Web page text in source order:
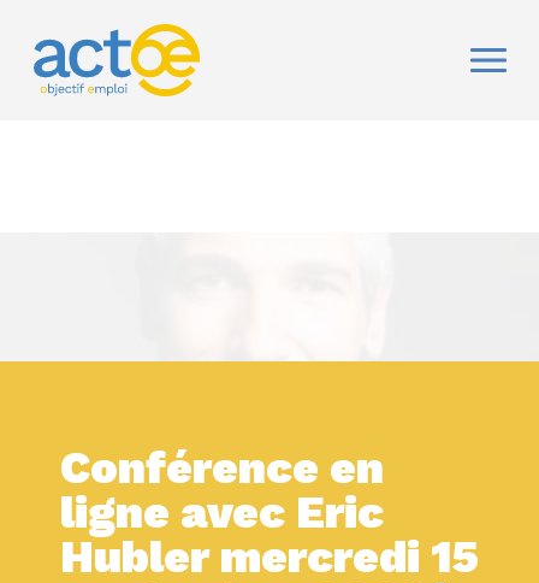
Conférence en
ligne avec Eric
Hubler mercredi 15